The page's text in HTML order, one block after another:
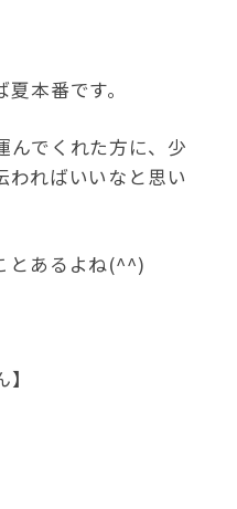
本番です。
んでくれた方に、少
わればいいなと思い
とあるよね(^^)